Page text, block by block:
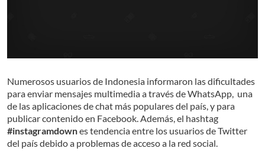
Numerosos usuarios de Indonesia informaron las dificultades
para enviar mensajes multimedia a través de WhatsApp, una
de las aplicaciones de chat más populares del país, y para
publicar contenido en Facebook. Además, el hashtag
#instagramdownes tendencia entre los usuarios de Twitter
del país debido a problemas de acceso a la red social.